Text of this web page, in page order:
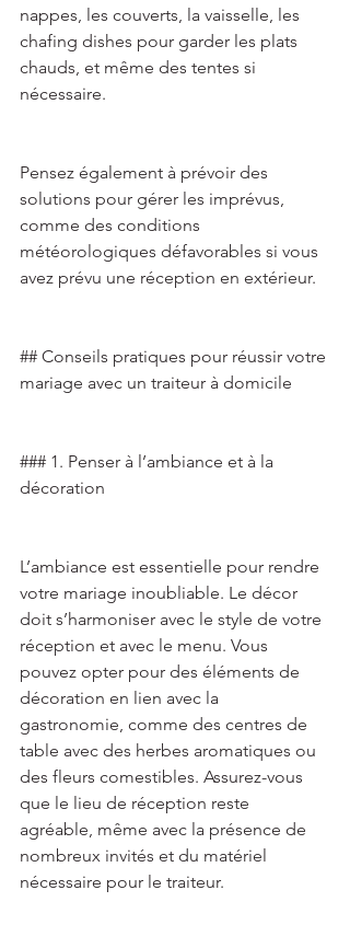
nappes, les couverts, la vaisselle, les
chafing dishes pour garder les plats
chauds, et même des tentes si
nécessaire.
Pensez également à prévoir des
solutions pour gérer les imprévus,
comme des conditions
météorologiques défavorables si vous
avez prévu une réception en extérieur.
## Conseils pratiques pour réussir votre
mariage avec un traiteur à domicile
### 1. Penser à l’ambiance et à la
décoration
L’ambiance est essentielle pour rendre
votre mariage inoubliable. Le décor
doit s’harmoniser avec le style de votre
réception et avec le menu. Vous
pouvez opter pour des éléments de
décoration en lien avec la
gastronomie, comme des centres de
table avec des herbes aromatiques ou
des fleurs comestibles. Assurez-vous
que le lieu de réception reste
agréable, même avec la présence de
nombreux invités et du matériel
nécessaire pour le traiteur.